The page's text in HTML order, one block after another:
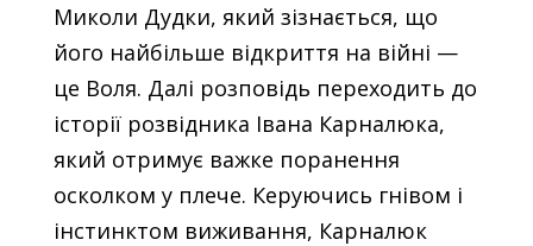
Миколи Дудки, який зізнається, що
його найбільше відкриття на війні —
це Воля. Далі розповідь переходить до
історії розвідника Івана Карналюка,
який отримує важке поранення
осколком у плече. Керуючись гнівом і
інстинктом виживання, Карналюк